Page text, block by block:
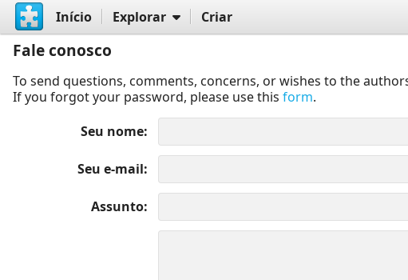
Início Explorar Criar
Fale conosco
To send questions, comments, concerns, or wishes to the
If you forgot your password, please use this form.
Seu nome
Seu e-mail
Assunto